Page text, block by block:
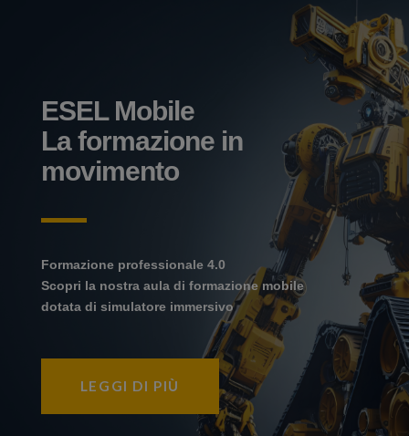
ESEL Mobile
La formazione in
movimento
Formazione professionale 4.0
Scopri la nostra aula di formazione mobile
dotata di simulatore immersivo
LEGGI DI PIÙ